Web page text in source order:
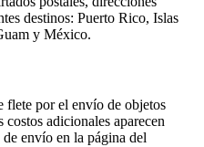
destinos: Puerto Rico, Islas
y México.
flete por el envío de objetos
costos adicionales aparecen
envío en la página del